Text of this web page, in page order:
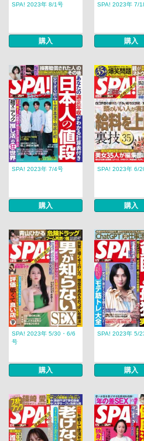
SPA! 2023年 8/1号
購入
SPA! 2023年 7/
購入
SPA! 2023年 7/4号
購入
SPA! 2023年 6/
購入
SPA! 2023年 5/30・6/6
号
購入
SPA! 2023年 5/
購入